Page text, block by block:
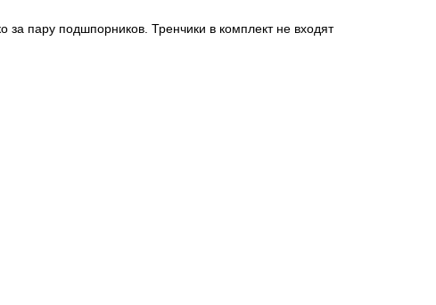
за пару подшпорников. Тренчики в комплект не входят